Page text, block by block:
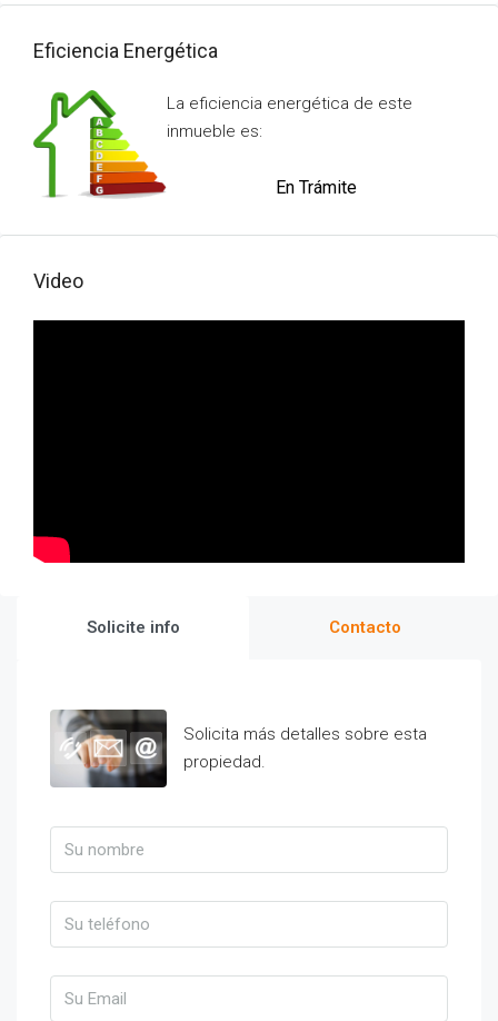
Eficiencia Energética
La eficiencia energética de este
inmueble es:
En Trámite
Video
Solicite info Contacto
Solicita más detalles sobre esta
propiedad.